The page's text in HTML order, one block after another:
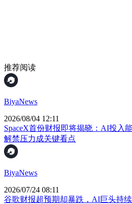
推荐阅读
BiyaNews
2026/08/04 12:11
SpaceX首份财报即将揭晓：AI投入
解禁压力成关键看点
BiyaNews
2026/07/24 08:11
谷歌财报超预期却暴跌，AI巨头持